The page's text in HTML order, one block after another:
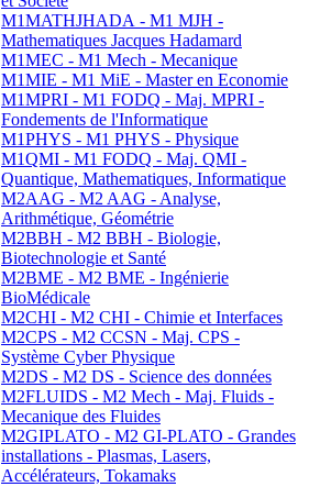
M1MATHJHADA - M1 MJH -
Mathematiques Jacques Hadamard
M1MEC - M1 Mech - Mecanique
M1MIE - M1 MiE - Master en Economie
M1MPRI - M1 FODQ - Maj. MPRI -
Fondements de l'Informatique
M1PHYS - M1 PHYS - Physique
M1QMI - M1 FODQ - Maj. QMI -
Quantique, Mathematiques, Informatique
M2AAG - M2 AAG - Analyse,
Arithmétique, Géométrie
M2BBH - M2 BBH - Biologie,
Biotechnologie et Santé
M2BME - M2 BME - Ingénierie
BioMédicale
M2CHI - M2 CHI - Chimie et Interfaces
M2CPS - M2 CCSN - Maj. CPS -
Système Cyber Physique
M2DS - M2 DS - Science des données
M2FLUIDS - M2 Mech - Maj. Fluids -
Mecanique des Fluides
M2GIPLATO - M2 GI-PLATO - Grandes
installations - Plasmas, Lasers,
Accélérateurs, Tokamaks